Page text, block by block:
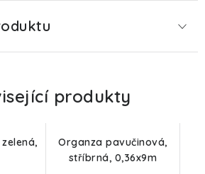
produkty
Organza pavučinová,
stříbrná, 0,36x9m